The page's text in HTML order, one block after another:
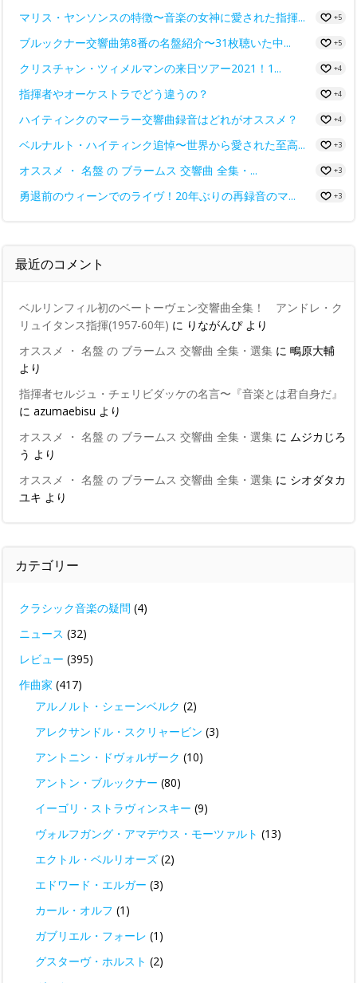
マリス・ヤンソンスの特徴〜音楽の女神に愛された指揮... +5
ブルックナー交響曲第8番の名盤紹介〜31枚聴いた中... +5
クリスチャン・ツィメルマンの来日ツアー2021！1... +4
指揮者やオーケストラでどう違うの？ +4
ハイティンクのマーラー交響曲録音はどれがオススメ？ +4
ベルナルト・ハイティンク追悼〜世界から愛された至高... +3
オススメ ・ 名盤 の ブラームス 交響曲 全集・... +3
勇退前のウィーンでのライヴ！20年ぶりの再録音のマ... +3
最近のコメント
ベルリンフィル初のベートーヴェン交響曲全集！ アンドレ・ク
リュイタンス指揮(1957-60年) に りながんぴより
オススメ ・ 名盤 の ブラームス 交響曲 全集・選集 に 鴫原大輔
より
指揮者セルジュ・チェリビダッケの名言〜『音楽とは君自身だ』
に azumaebisu より
オススメ ・ 名盤 の ブラームス 交響曲 全集・選集 に ムジカじろ
う より
オススメ ・ 名盤 の ブラームス 交響曲 全集・選集 に シオダタカ
ユキ より
カテゴリー
クラシック音楽の疑問 (4)
ニュース (32)
レビュー (395)
作曲家 (417)
アルノルト・シェーンベルク (2)
アレクサンドル・スクリャービン (3)
アントニン・ドヴォルザーク (10)
アントン・ブルックナー (80)
イーゴリ・ストラヴィンスキー (9)
ヴォルフガング・アマデウス・モーツァルト (13)
エクトル・ベルリオーズ (2)
エドワード・エルガー (3)
カール・オルフ (1)
ガブリエル・フォーレ (1)
グスターヴ・ホルスト (2)